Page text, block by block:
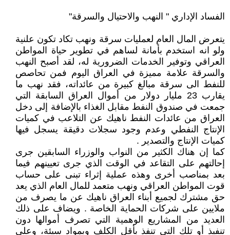
الفساد الإداري " النهب والاحتيال والسرقة"
يتعرض المال العام لعمليات سرقة ونهب تكاد تكون علنية
ولو انه استخدم بأمانة لساهم في تطوير حياة المواطن
العراقي وتوفير الخدمات الضرورية له، لقد أصبح النهب
والسرقة علامة مميزة في العراق اليوم فمن تحاصص
للنفط الى سرقة مبالغ كبيرة من عائداته، فقد نهب ما
يقارب 23 مليار دولار من أموال العراق السابقة التي
جمعت في صندوق النفط مقابل الغذاء بالإضافة إلى دخل
العراق من عائدات النفط ناهيك عن التلاعب في كميات
الإنتاج النفطي وعدم وجود سجلات دقيقة يسجل فيها
كميات الإنتاج والتصدير .
كما إن هناك الكثير من النواب والوزراء السابقين جرى
إحالتهم على التقاعد في الوقت الذي جرى تعيينهم فيما
بعد بمناصب أخرى وهذه عملية إثراء تبنى على حساب
قوت المواطن العراقي ونهب متعمد للمال العام الذي يعد
حق مشترك لجميع أبناء العراق ناهيك عن ما يصرف من
ملايين على شركات الحماية الخاصة . ويضاف على ذلك
العديد من المشاريع الوهمية التي تصرف أموالها دون
تنفيذ أو تلك التي تنفذ بأقل الكلف وبمواد سيئة، وعلى